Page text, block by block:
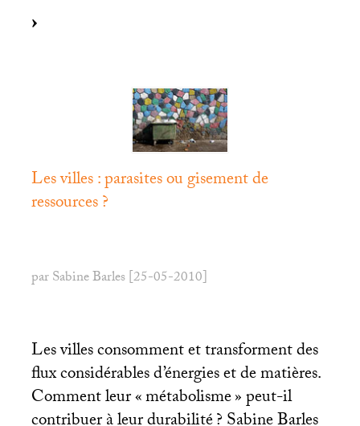
Les villes : parasites ou gisement de
ressources?
par Sabine Barles [25-05-2010]
Les villes consomment et transforment des
flux considérables d’énergies et de matières.
Comment leur «métabolisme» peut-il